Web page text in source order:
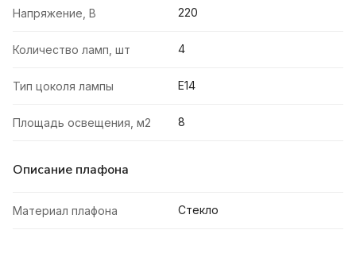
Напряжение, В 220
Количество ламп, шт 4
Тип цоколя лампы E14
Площадь освещения, м2 8
Описание плафона
Материал плафона Стекло